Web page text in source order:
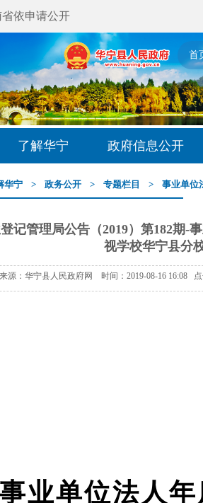
依申请公开
首
了解华宁 政府信息公开
华宁 > 政务公开 > 专题栏目 > 事业单位
记管理局公告（2019）第182期-
视学校华宁县分
来源：华宁县人民政府网 时间：2019-08-16 16:08
事业单位法人